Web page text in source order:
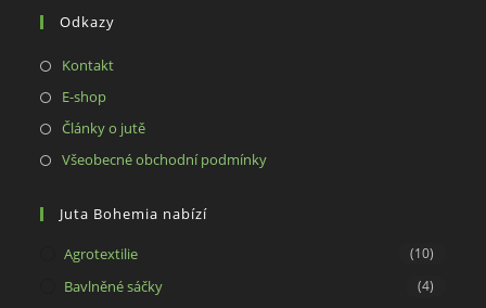
Odkazy
KontaktOpens
a
tab
E-shopOpens
in
tab
Články o jutěOpens
in
new
Všeobecné obchodní podmínkyOpens
Juta Bohemia nabízí
Agrotextilie (10)
Bavlněné sáčky (4)